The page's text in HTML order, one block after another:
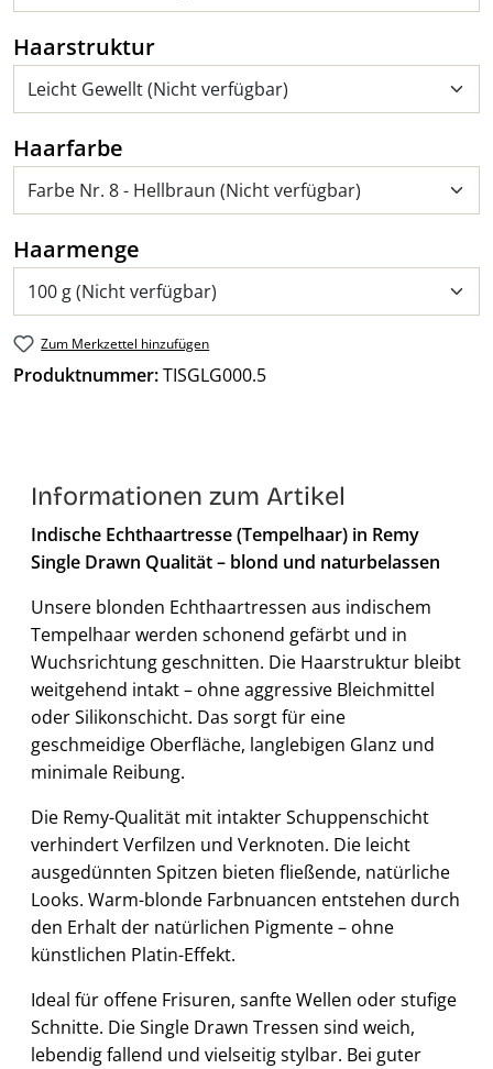
Haarstrukturauswählen
Haarfarbe
Haarmenge
Zum Merkzettel hinzufügen
Produktnummer:TISGLG000.5
Informationen zum Artikel
Indische Echthaartresse (Tempelhaar) in Remy
Single Drawn Qualität – blond und naturbelassen
Unsere blonden Echthaartressen aus indischem
Tempelhaar werden schonend gefärbt und in
Wuchsrichtung geschnitten. Die Haarstruktur bleibt
weitgehend intakt – ohne aggressive Bleichmittel
oder Silikonschicht. Das sorgt für eine
geschmeidige Oberfläche, langlebigen Glanz und
minimale Reibung.
Die Remy-Qualität mit intakter Schuppenschicht
verhindert Verfilzen und Verknoten. Die leicht
ausgedünnten Spitzen bieten fließende, natürliche
Looks. Warm-blonde Farbnuancen entstehen durch
den Erhalt der natürlichen Pigmente – ohne
künstlichen Platin-Effekt.
Ideal für offene Frisuren, sanfte Wellen oder stufige
Schnitte. Die Single Drawn Tressen sind weich,
lebendig fallend und vielseitig stylbar. Bei guter